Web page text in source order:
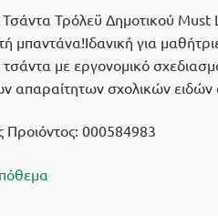
Τσάντα Τρόλεϋ Δημοτικού Must
μπαντάνα!Ιδανική για
τσάντα με εργονομικό
απαραίτητων σχολικών ειδών
Προιόντος: 000584983